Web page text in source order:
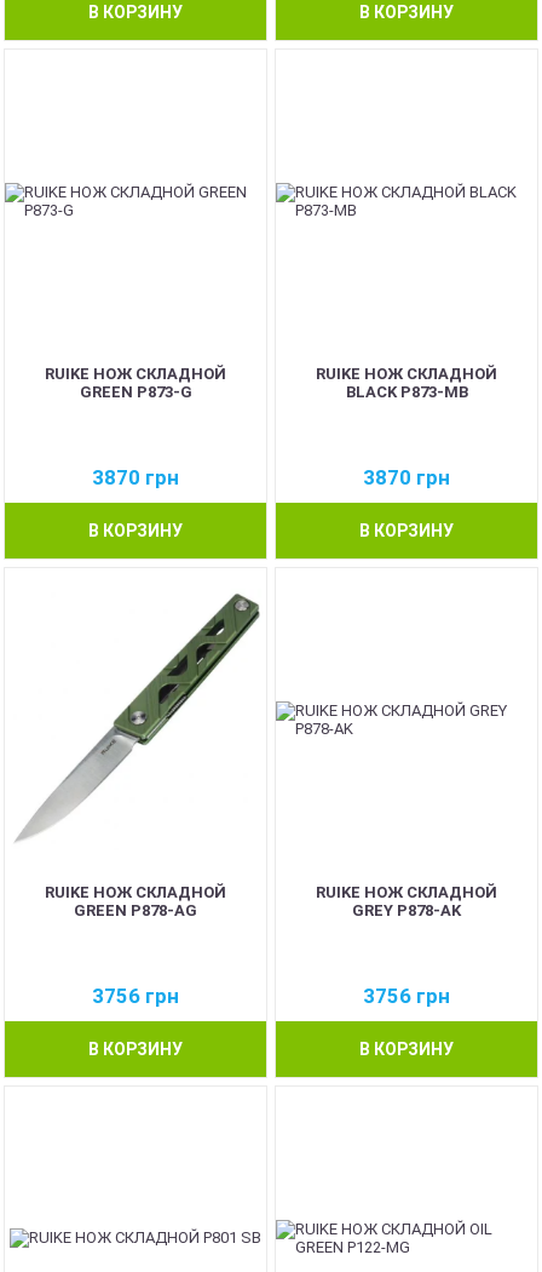
В КОРЗИНУ В КОРЗИНУ
RUIKE НОЖ СКЛАДНОЙ
GREEN P873-G
3870 грн
В КОРЗИНУ
RUIKE НОЖ СКЛАДНОЙ
BLACK P873-MB
3870 грн
В КОРЗИНУ
RUIKE НОЖ СКЛАДНОЙ
GREEN P878-AG
3756 грн
В КОРЗИНУ
RUIKE НОЖ СКЛАДНОЙ
GREY P878-AK
3756 грн
В КОРЗИНУ